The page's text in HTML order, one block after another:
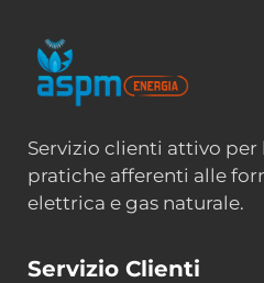
Servizio clienti attivo
pratiche afferenti alle
elettrica e gas naturale.
Servizio Clienti